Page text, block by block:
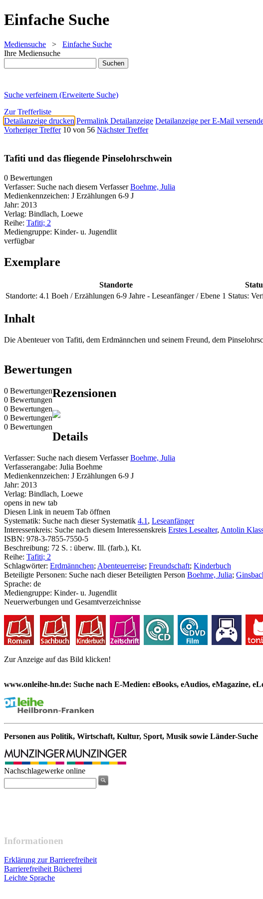
Einfache Suche
Mediensuche > Einfache Suche
Ihre Mediensuche
Suche verfeinern (Erweiterte Suche)
Zur Trefferliste
Detailanzeige drucken Permalink Detailanzeige Detailanzeige per E-Mail
Vorheriger Treffer 10 von 56 Nächster Treffer
Tafiti und das fliegende Pinselohrschwein
0 Bewertungen
Verfasser: Suche nach diesem Verfasser Boehme, Julia
Medienkennzeichen: J Erzählungen 6-9 J
Jahr: 2013
Verlag: Bindlach, Loewe
Reihe: Tafiti; 2
Mediengruppe: Kinder- u. Jugendlit
verfügbar
Exemplare
Standorte
Standorte: 4.1 Boeh / Erzählungen 6-9 Jahre - Leseanfänger / Ebene 1 Status:
Inhalt
Die Abenteuer von Tafiti, dem Erdmännchen und seinem Freund, dem
Bewertungen
0 Bewertungen
0 Bewertungen
0 Bewertungen
0 Bewertungen
0 Bewertungen
Rezensionen
Details
Verfasser: Suche nach diesem Verfasser Boehme, Julia
Verfasserangabe: Julia Boehme
Medienkennzeichen: J Erzählungen 6-9 J
Jahr: 2013
Verlag: Bindlach, Loewe
opens in new tab
Diesen Link in neuem Tab öffnen
Systematik: Suche nach dieser Systematik 4.1 , Leseanfänger
Interessenkreis: Suche nach diesem Interessenskreis Erstes Lesealter, Antolin
ISBN: 978-3-7855-7550-5
Beschreibung: 72 S. : überw. Ill. (farb.), Kt.
Reihe: Tafiti; 2
Schlagwörter: Erdmännchen; Abenteuerreise; Freundschaft; Kinderbuch
Beteiligte Personen: Suche nach dieser Beteiligten Person Boehme, Julia;
Sprache: de
Mediengruppe: Kinder- u. Jugendlit
Neuerwerbungen und Gesamtverzeichnisse
Zur Anzeige auf das Bild klicken!
www.onleihe-hn.de: Suche nach E-Medien: eBooks, eAudios, eMagazine,
Personen aus Politik, Wirtschaft, Kultur, Sport, Musik sowie Länder-Suche
Nachschlagewerke online
Informationen
Erklärung zur Barrierefreiheit
Barrierefreiheit Bücherei
Leichte Sprache